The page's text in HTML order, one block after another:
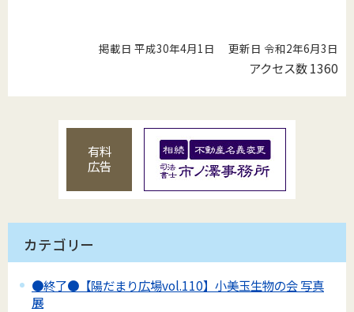
掲載日 平成30年4月1日 更新日 令和2年6月3日
アクセス数1360
有料
広告
カテゴリー
●終了●【陽だまり広場vol.110】小美玉生物の会 写真
展